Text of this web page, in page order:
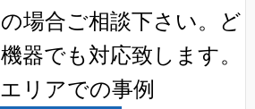
場合ご相談下さい。ど
器でも対応致します。
リアでの事例